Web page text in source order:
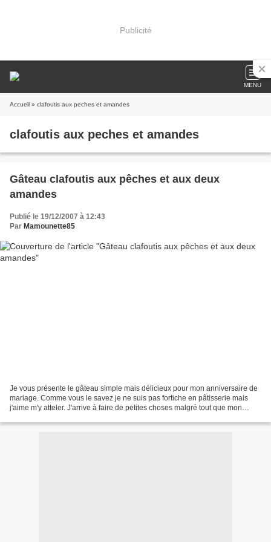
Publicité
MENU
Accueil » clafoutis aux peches et amandes
clafoutis aux peches et amandes
Gâteau clafoutis aux pêches et aux deux
amandes
Publié le 19/12/2007 à 12:43
Par Mamounette85
Je vous présente le gâteau simple mais délicieux pour mon anniversaire de
mariage. Comme vous le savez je ne suis pas fortiche en pâtisserie mais
j'aime m'y atteler. J'arrive à faire de petites choses malgré tout que mon